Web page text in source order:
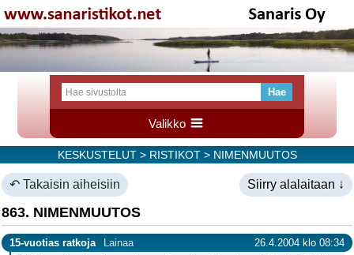
Valikko
KESKUSTELUT> RISTIKOT> NIMENMUUTOS
↶ Takaisin aiheisiin Siirry alalaitaan ↓
863. NIMENMUUTOS
15-vuotias ratkoja Lainaa 26.4.2004 klo 08:34